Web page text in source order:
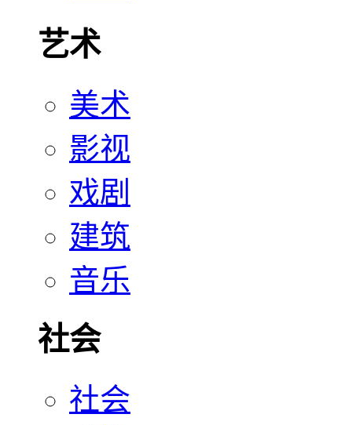
艺术
美术
影视
戏剧
建筑
音乐
社会
社会